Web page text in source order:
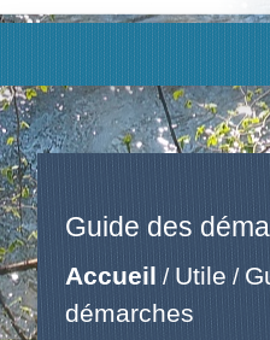
Guide des
Accueil / Utile /
démarches